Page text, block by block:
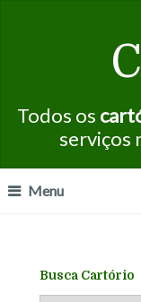
Todos os
serviços
Menu
Busca Cartório